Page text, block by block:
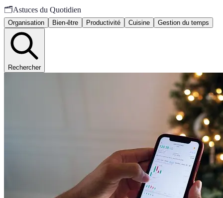
🗂️Astuces du Quotidien
Organisation Bien-être Productivité Cuisine Gestion du temps
Rechercher